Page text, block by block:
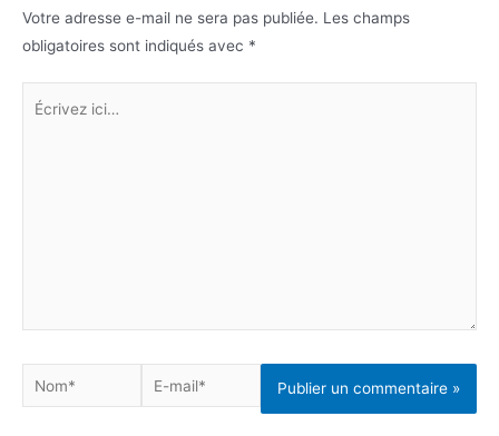
Votre adresse e-mail ne sera pas publiée. Les champs
obligatoires sont indiqués avec *
Écrivez
Nom*
E-
mail*